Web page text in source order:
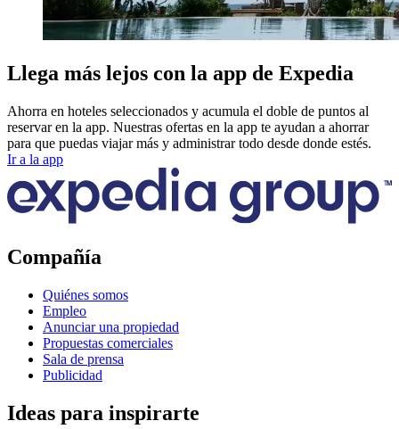
Llega más lejos con la app de Expedia
Ahorra en hoteles seleccionados y acumula el doble de puntos al
reservar en la app. Nuestras ofertas en la app te ayudan a ahorrar
para que puedas viajar más y administrar todo desde donde estés.
Ir a la app
Compañía
Quiénes somos
Empleo
Anunciar una propiedad
Propuestas comerciales
Sala de prensa
Publicidad
Ideas para inspirarte